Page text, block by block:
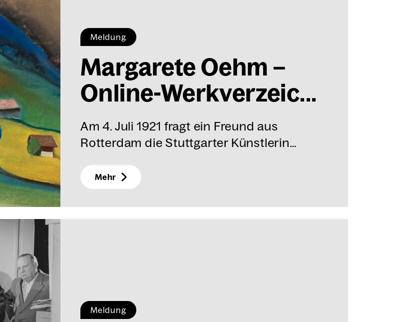
Meldung
Mar­ga­re­te Oehm –
Online-Werk­ver­zeic...
Am 4. Juli 1921 fragt ein Freund aus
Rotterdam die Stuttgarter Künstlerin…
Mehr
Meldung